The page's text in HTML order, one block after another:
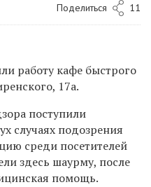
Поделиться 11
работу кафе быстрого
17а.
поступили
случаях подозрения
среди посетителей
здесь шаурму, после
помощь.